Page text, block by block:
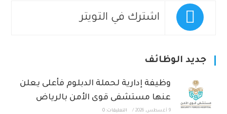
اشترك في التويتر
جديد الوظائف
وظيفة إدارية لحملة الدبلوم فأعلى يعلن
عنها مستشفى قوى الأمن بالرياض
9 أغسطس، 2026 / التعليقات: 0